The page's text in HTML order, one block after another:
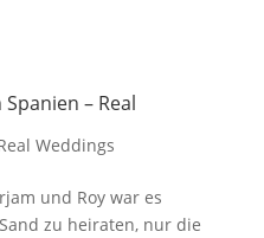
– Real
Weddings
und Roy war es
zu heiraten, nur die